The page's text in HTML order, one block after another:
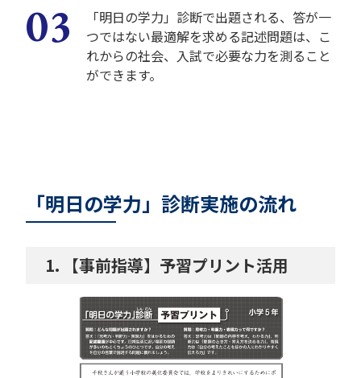
「明日の学力」診断で出題される、答が一
つではない最適解を求める記述問題は、こ
れからの社会、入試で必要な力を測ること
ができます。
「明日の学力」診断実施の流れ
【事前指導】予習プリント活用